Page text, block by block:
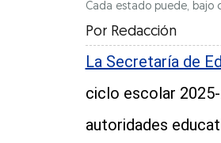
Cada estado puede, bajo
Por Redacción
La Secretaría de
ciclo escolar
autoridades